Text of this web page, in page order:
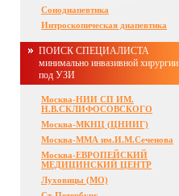
Сонодиапевтика
Интроскопическая диапевтика
ПОИСК СПЕЦИАЛИСТА
минимально инвазивной хирургии
под УЗИ
Москва-НИИ СП ИМ.
Н.В.СКЛИФОСОВСКОГО
Москва-МКНЦ (ЦНИИГ)
Москва-ММА им.И.М.Сеченова
Москва-ЕВРОПЕЙСКИЙ
МЕДИЦИНСКИЙ ЦЕНТР
Луховицы (МО)